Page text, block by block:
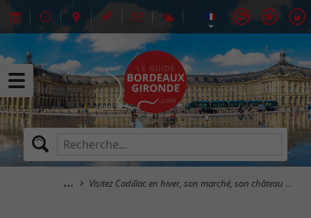
Visitez Cadillac en hiver, son marché, son château ...